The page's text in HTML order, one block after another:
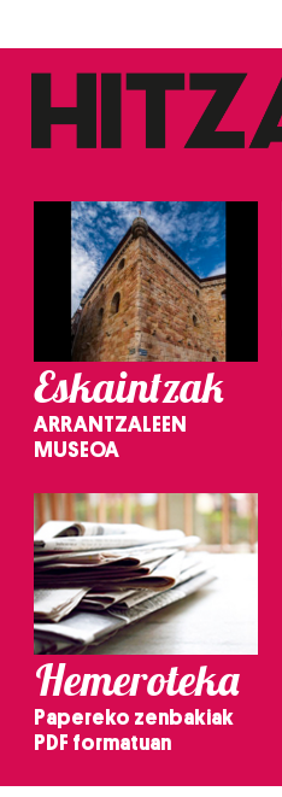
Eskaintzak
ARRANTZALEEN
MUSEOA
Hemeroteka
Papereko zenbakiak
PDF formatuan